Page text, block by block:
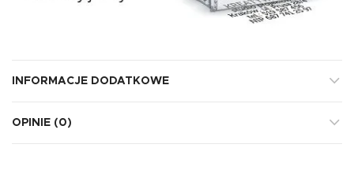
INFORMACJE DODATKOWE
OPINIE (0)